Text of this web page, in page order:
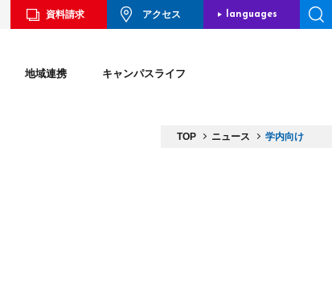
資料請求 アクセス languages
地域連携 キャンパスライフ
TOP ニュース 学内向け